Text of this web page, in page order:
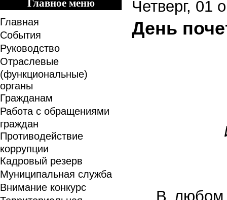
Главное меню
Главная
События
Руководство
Отраслевые
(функциональные)
органы
Гражданам
Работа с обращениями
граждан
Противодействие
коррупции
Кадровый резерв
Муниципальная служба
Внимание конкурс
Четверг, 01
День
В любом